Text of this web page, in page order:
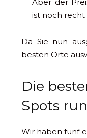
ist noch recht
Da Sie nun
besten Orte
Die
Spots
Wir haben fünf